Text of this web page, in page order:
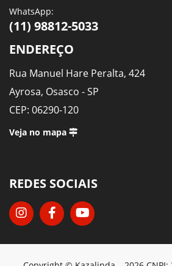
WhatsApp:
(11) 98812-5033
ENDEREÇO
Rua Manuel Hare Peralta, 424
Ayrosa, Osasco - SP
CEP: 06290-120
Veja no mapa
REDES SOCIAIS